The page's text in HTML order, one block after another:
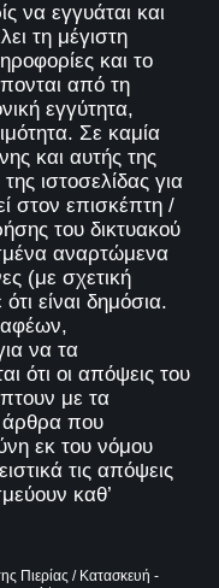
να εγγυάται και
τη μέγιστη
και το
από τη
εγγύτητα,
Σε καμία
και αυτής της
ιστοσελίδας για
στον επισκέπτη /
του δικτυακού
αναρτώμενα
(με σχετική
είναι δημόσια.
να τα
ότι οι απόψεις του
με τα
άρθρα που
εκ του νόμου
τις απόψεις
καθ’
Πιερίας / Κατασκευή -